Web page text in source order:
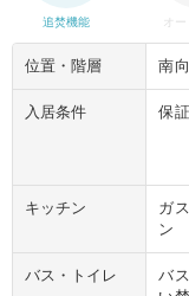
追焚機能 オ
位置・階層 南
入居条件 保
キッチン
ガ
ン
バス・トイレ
バ